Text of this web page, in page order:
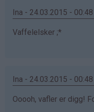
Ina - 24.03.2015 - 00:48
Vaffelelsker ;*
Ina - 24.03.2015 - 00:48
Ooooh, vafler er digg!